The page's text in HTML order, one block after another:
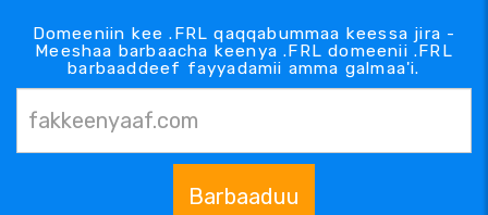
Domeeniin kee .FRL qaqqabummaa keessa jira -
Meeshaa barbaacha keenya .FRL domeenii .FRL
barbaaddeef fayyadamii amma galmaa'i.
Barbaaduu